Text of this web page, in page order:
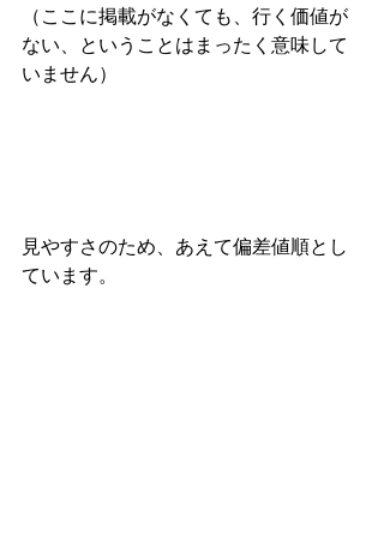
（ここに掲載がなくても、行く価値が
ない、ということはまったく意味して
いません）
見やすさのため、あえて偏差値順とし
ています。